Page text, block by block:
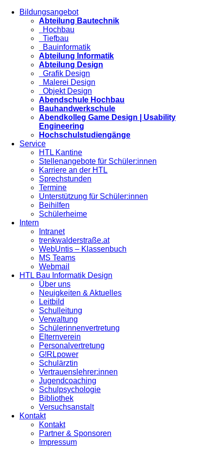
Bildungsangebot
Abteilung Bautechnik
Hochbau
Tiefbau
Bauinformatik
Abteilung Informatik
Abteilung Design
Grafik Design
Malerei Design
Objekt Design
Abendschule Hochbau
Bauhandwerkschule
Abendkolleg Game Design | Usability
Engineering
Hochschulstudiengänge
Service
HTL Kantine
Stellenangebote für Schüler:innen
Karriere an der HTL
Sprechstunden
Termine
Unterstützung für Schüler:innen
Beihilfen
Schülerheime
Intern
Intranet
trenkwalderstraße.at
WebUntis – Klassenbuch
MS Teams
Webmail
HTL Bau Informatik Design
Über uns
Neuigkeiten & Aktuelles
Leitbild
Schulleitung
Verwaltung
Schülerinnenvertretung
Elternverein
Personalvertretung
G!RLpower
Schulärztin
Vertrauenslehrer:innen
Jugendcoaching
Schulpsychologie
Bibliothek
Versuchsanstalt
Kontakt
Kontakt
Partner & Sponsoren
Impressum